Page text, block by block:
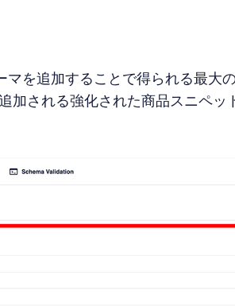
を追加することで得られる最大
加される強化された商品スニペッ